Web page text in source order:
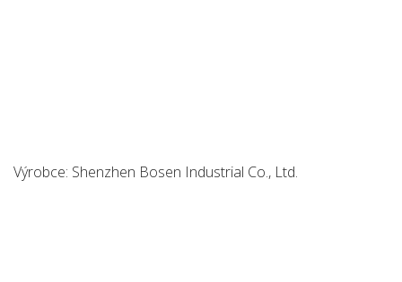
Výrobce: Shenzhen Bosen Industrial Co., Ltd.